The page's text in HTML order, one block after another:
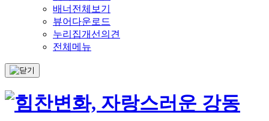
배너전체보기
뷰어다운로드
누리집개선의견
전체메뉴